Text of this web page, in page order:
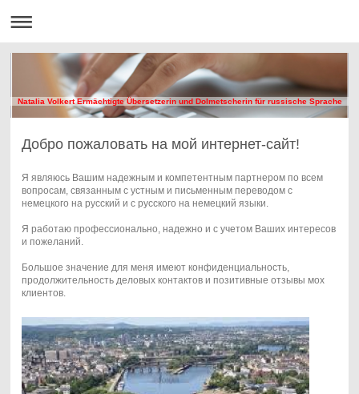
Natalia Volkert Ermächtigte Übersetzerin und Dolmetscherin für russische Sprache
Добро пожаловать на мой интернет-сайт!
Я являюсь Вашим надежным и компетентным партнером по всем
вопросам, связанным с устным и письменным переводом с
немецкого на русский и с русского на немецкий языки.
Я работаю профессионально, надежно и с учетом Ваших интересов
и пожеланий.
Большое значение для меня имеют конфиденциальность,
продолжительность деловых контактов и позитивные отзывы мох
клиентов.